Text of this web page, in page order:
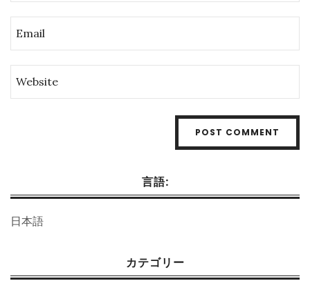
言語:
日本語
カテゴリー